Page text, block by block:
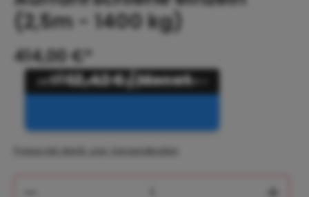
(2,5m - 1400 kg)
414,00 €*
ab12,42 € / Monat
Produkt Anzahl: Gib den